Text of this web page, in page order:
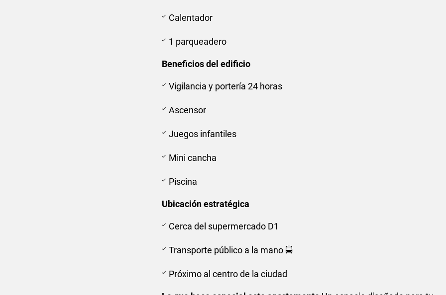
Calentador
1 parqueadero
Beneficios del edificio
Vigilancia y portería 24 horas
Ascensor
Juegos infantiles
Mini cancha
Piscina
Ubicación estratégica
Cerca del supermercado D1
Transporte público a la mano 🚍
Próximo al centro de la ciudad